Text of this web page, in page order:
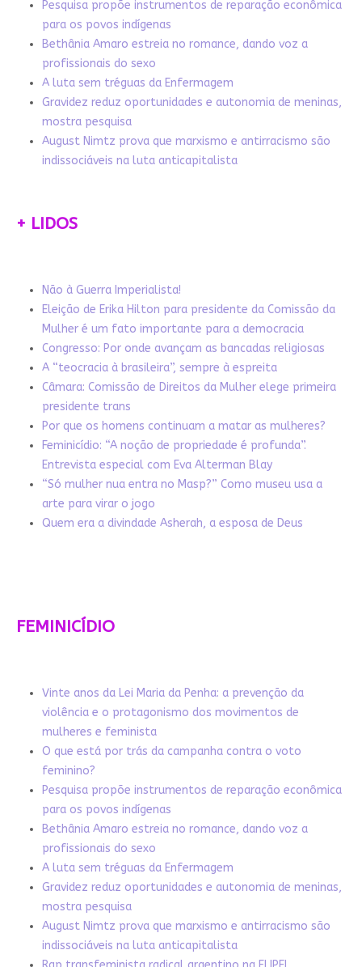
Pesquisa propõe instrumentos de reparação econômica
para os povos indígenas
Bethânia Amaro estreia no romance, dando voz a
profissionais do sexo
A luta sem tréguas da Enfermagem
Gravidez reduz oportunidades e autonomia de meninas,
mostra pesquisa
August Nimtz prova que marxismo e antirracismo são
indissociáveis na luta anticapitalista
+ LIDOS
Não à Guerra Imperialista!
Eleição de Erika Hilton para presidente da Comissão da
Mulher é um fato importante para a democracia
Congresso: Por onde avançam as bancadas religiosas
A “teocracia à brasileira”, sempre à espreita
Câmara: Comissão de Direitos da Mulher elege primeira
presidente trans
Por que os homens continuam a matar as mulheres?
Feminicídio: “A noção de propriedade é profunda”.
Entrevista especial com Eva Alterman Blay
“Só mulher nua entra no Masp?” Como museu usa a
arte para virar o jogo
Quem era a divindade Asherah, a esposa de Deus
FEMINICÍDIO
Vinte anos da Lei Maria da Penha: a prevenção da
violência e o protagonismo dos movimentos de
mulheres e feminista
O que está por trás da campanha contra o voto
feminino?
Pesquisa propõe instrumentos de reparação econômica
para os povos indígenas
Bethânia Amaro estreia no romance, dando voz a
profissionais do sexo
A luta sem tréguas da Enfermagem
Gravidez reduz oportunidades e autonomia de meninas,
mostra pesquisa
August Nimtz prova que marxismo e antirracismo são
indissociáveis na luta anticapitalista